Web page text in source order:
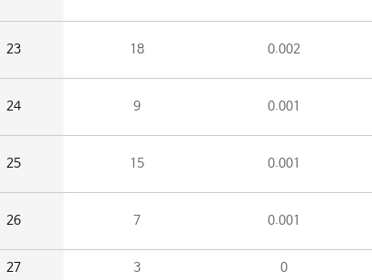
23 18 0.002
24 9 0.001
25 15 0.001
26 7 0.001
27 3 0